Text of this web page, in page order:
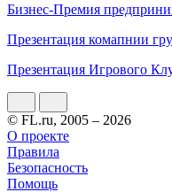
Бизнес-Премия
Презентация комапнии
Презентация Игрового
© FL.ru, 2005 – 2026
О проекте
Правила
Безопасность
Помощь